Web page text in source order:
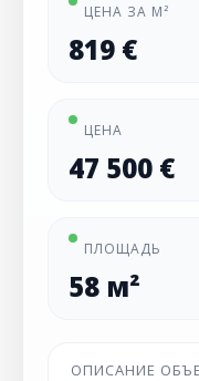
ЦЕНА ЗА М²
819 €
ЦЕНА
47 500 €
ПЛОЩАДЬ
58 м²
ОПИСАНИЕ